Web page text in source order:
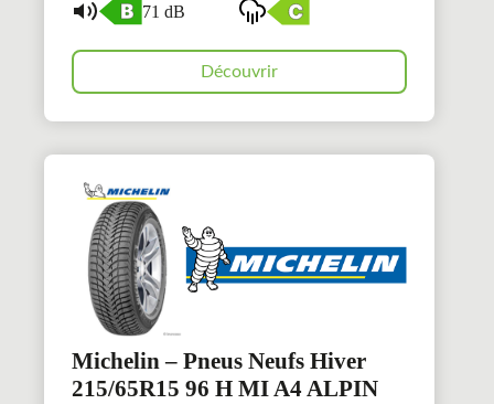
71 dB
Découvrir
Michelin – Pneus Neufs Hiver
215/65R15 96 H MI A4 ALPIN